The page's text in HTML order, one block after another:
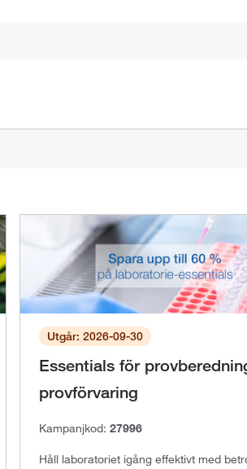
Utgår: 2026-09-30
Essentials för
provförvaring
Kampanjkod:27996
Håll laboratoriet igång effektivt med